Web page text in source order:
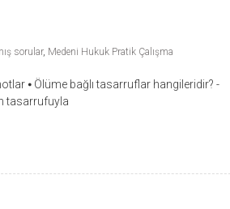
sorular, Medeni Hukuk Pratik Çalışma
⦁ Ölüme bağlı tasarruflar hangileridir? -
tasarrufuyla